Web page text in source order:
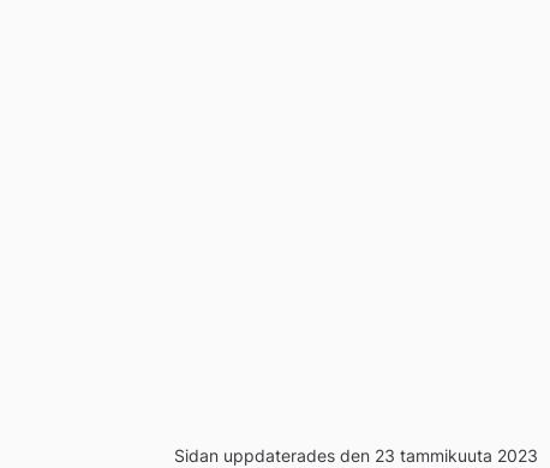
Sidan uppdaterades den 23 tammikuuta 2023